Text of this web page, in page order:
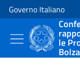
Vai al contenuto
Vai alla navigazione del
Governo Italiano
le